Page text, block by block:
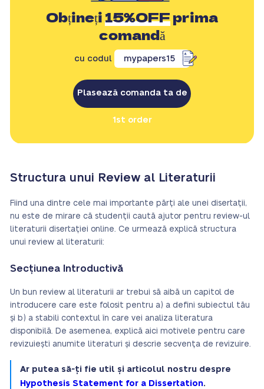
Obțineți15%OFFprima
comandă
cu codul mypapers15
Plasează comanda ta de
1st order
Structura unui Review al Literaturii
Fiind una dintre cele mai importante părți ale unei disertații,
nu este de mirare că studenții caută ajutor pentru review-ul
literaturii disertației online. Ce urmează explică structura
unui review al literaturii:
Secțiunea Introductivă
Un bun review al literaturii ar trebui să aibă un capitol de
introducere care este folosit pentru a) a defini subiectul tău
și b) a stabili contextul în care vei analiza literatura
disponibilă. De asemenea, explică aici motivele pentru care
revizuiești anumite literaturi și descrie secvența de revizuire.
Ar putea să-ți fie util și articolul nostru despre
Hypothesis Statement for a Dissertation.